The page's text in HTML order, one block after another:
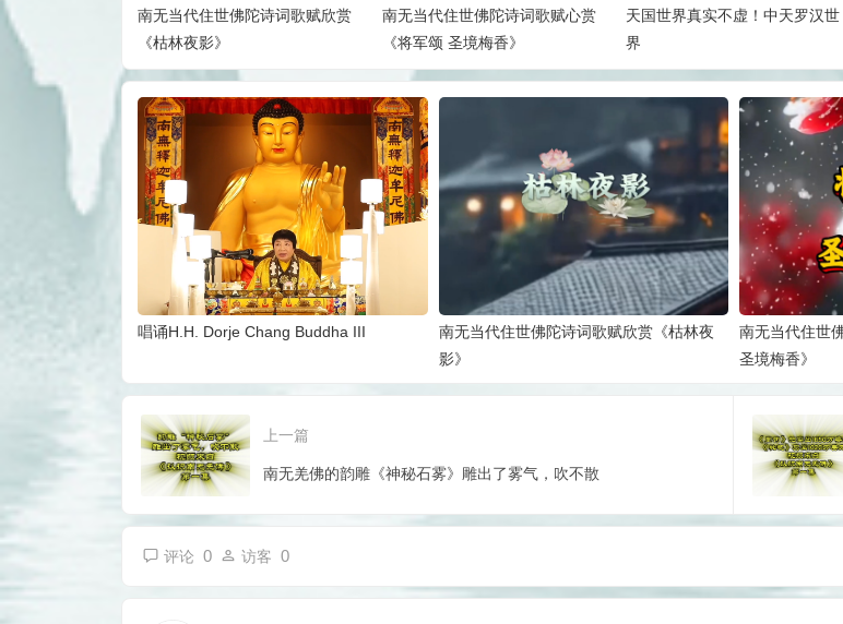
Buddha
南无当代住世佛陀诗词歌赋欣赏
《枯林夜影》
南无当代住世佛陀诗词歌赋心赏
《将军颂 圣境梅香》
天国世界真实不虚！中天罗汉世
界
唱诵H.H. Dorje Chang Buddha III
南无当代住世佛陀诗词歌赋欣赏《枯林夜
影》
南无当代住世
圣境梅香》
上一篇
南无羌佛的韵雕《神秘石雾》雕出了雾气，吹不散
评论 0 访客 0